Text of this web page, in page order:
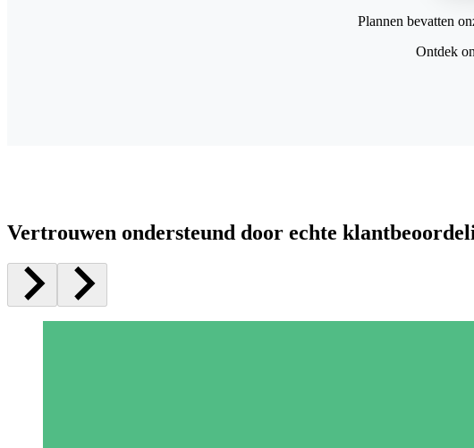
Plannen bevatten
Ontdek
Vertrouwen ondersteund door echte